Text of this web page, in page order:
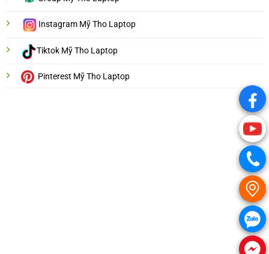
Instagram Mỹ Tho Laptop
Tiktok Mỹ Tho Laptop
Pinterest Mỹ Tho Laptop
.
.
.
.
.
.